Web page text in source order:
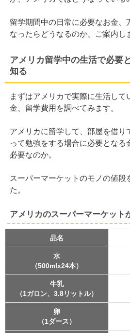
留学期間中の日常に必要なお金、
なったらどうなるのか、ご案内し
アメリカ留学中の生活で必要
知る
まずはアメリカで実際に生活して
金、留学費用を調べてみます。
アメリカに留学して、部屋を借り
って勉強をする場合に必要となる
必要なのか。
スーパーマーケットのモノの値段
た。
アメリカのスーパーマーケット
品名
水
（500mlx24本）
牛乳
（1ガロン、3.8リットル）
卵
（1ダース）